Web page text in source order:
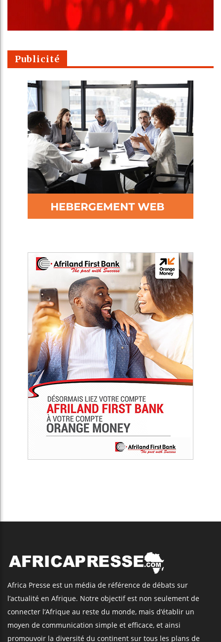
Publicité
Africa Presse est un média de référence de débats sur
l’actualité en Afrique. Notre objectif est non seulement de
connecter l’Afrique au reste du monde, mais d’établir un
moyen de communication simple et efficace, et ainsi
promouvoir la diversité du continent sur tous les plans de